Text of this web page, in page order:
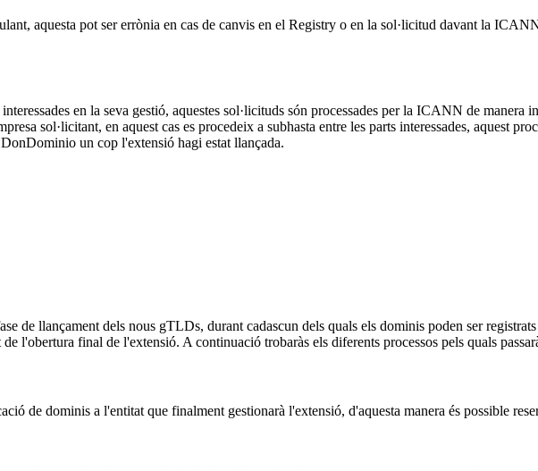
aquesta pot ser errònia en cas de canvis en el Registry o en la sol·licitud davant la
en la seva gestió, aquestes sol·licituds són processades per la ICANN de
sol·licitant, en aquest cas es procedeix a subhasta entre les parts interessades, aquest
un cop l'extensió hagi estat llançada.
de llançament dels nous gTLDs, durant cadascun dels quals els dominis poden ser
l'obertura final de l'extensió. A continuació trobaràs els diferents processos pels quals
de dominis a l'entitat que finalment gestionarà l'extensió, d'aquesta manera és possible